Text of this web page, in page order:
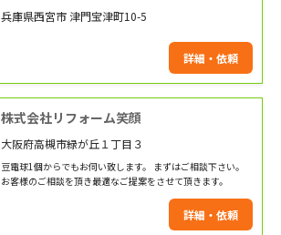
兵庫県西宮市 津門宝津町10-5
詳細・依頼
株式会社リフォーム笑顔
大阪府高槻市緑が丘１丁目３
豆電球1個からでもお伺い致します。 まずはご相談下さい。
お客様のご相談を頂き最適なご提案をさせて頂きます。
詳細・依頼